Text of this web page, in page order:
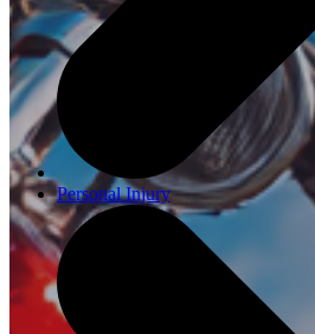
Personal Injury